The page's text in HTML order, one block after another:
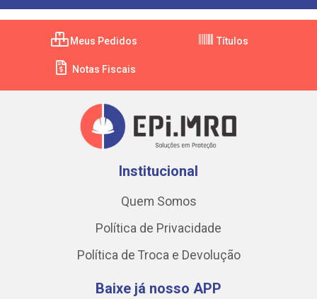
Meus Pedidos Títulos
Notas Fiscais
Institucional
Quem Somos
Política de Privacidade
Política de Troca e Devolução
Baixe já nosso APP